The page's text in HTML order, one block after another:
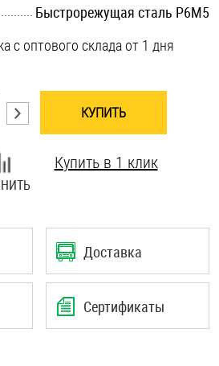
Быстрорежущая сталь Р6М5
с оптового склада от 1 дня
КУПИТЬ
Купить в 1 клик
Доставка
Сертификаты